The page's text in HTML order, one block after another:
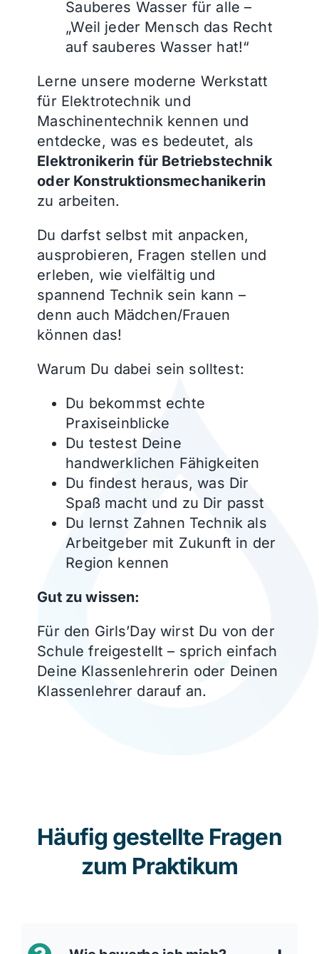
Sauberes Wasser für alle –
„Weil jeder Mensch das Recht
auf sauberes Wasser hat!“
Lerne unsere moderne Werkstatt
für Elektrotechnik und
Maschinentechnik kennen und
entdecke, was es bedeutet, als
Elektronikerin für Betriebstechnik
oder Konstruktionsmechanikerin
zu arbeiten.
Du darfst selbst mit anpacken,
ausprobieren, Fragen stellen und
erleben, wie vielfältig und
spannend Technik sein kann –
denn auch Mädchen/Frauen
können das!
Warum Du dabei sein solltest:
Du bekommst echte
Praxiseinblicke
Du testest Deine
handwerklichen Fähigkeiten
Du findest heraus, was Dir
Spaß macht und zu Dir passt
Du lernst Zahnen Technik als
Arbeitgeber mit Zukunft in der
Region kennen
Gut zu wissen:
Für den Girls’Day wirst Du von der
Schule freigestellt – sprich einfach
Deine Klassenlehrerin oder Deinen
Klassenlehrer darauf an.
Häufig gestellte Fragen
zum Praktikum